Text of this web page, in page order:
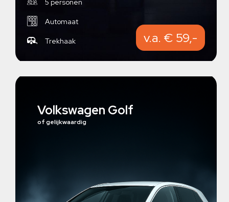
5 personen
Automaat
Trekhaak v.a. € 59,-
Volkswagen Golf
of gelijkwaardig